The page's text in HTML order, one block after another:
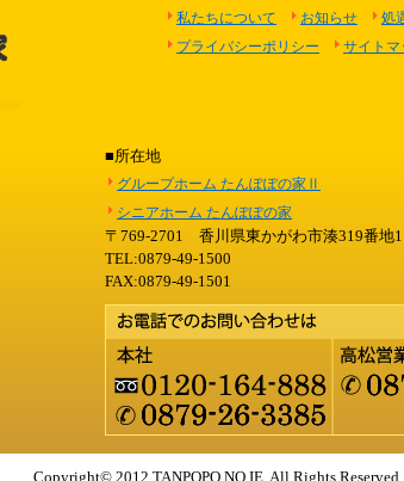
私たちについて お知らせ 処
プライバシーポリシー
サイトマ
■所在地
グループホーム たんぽぽの家Ⅱ
シニアホーム たんぽぽの家
〒769-2701 香川県東かがわ市湊319番地1
TEL:0879-49-1500
FAX:0879-49-1501
Copyright© 2012 TANPOPO NO IE. All Rights Reserved.